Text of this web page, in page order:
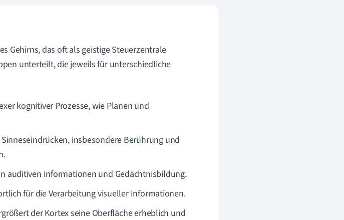
Gehirns, das oft als geistige Steuerzentrale
unterteilt, die jeweils für unterschiedliche
kognitiver Prozesse, wie Planen und
insbesondere Berührung und
auditiven Informationen und Gedächtnisbildung.
für die Verarbeitung visueller Informationen.
der Kortex seine Oberfläche erheblich und